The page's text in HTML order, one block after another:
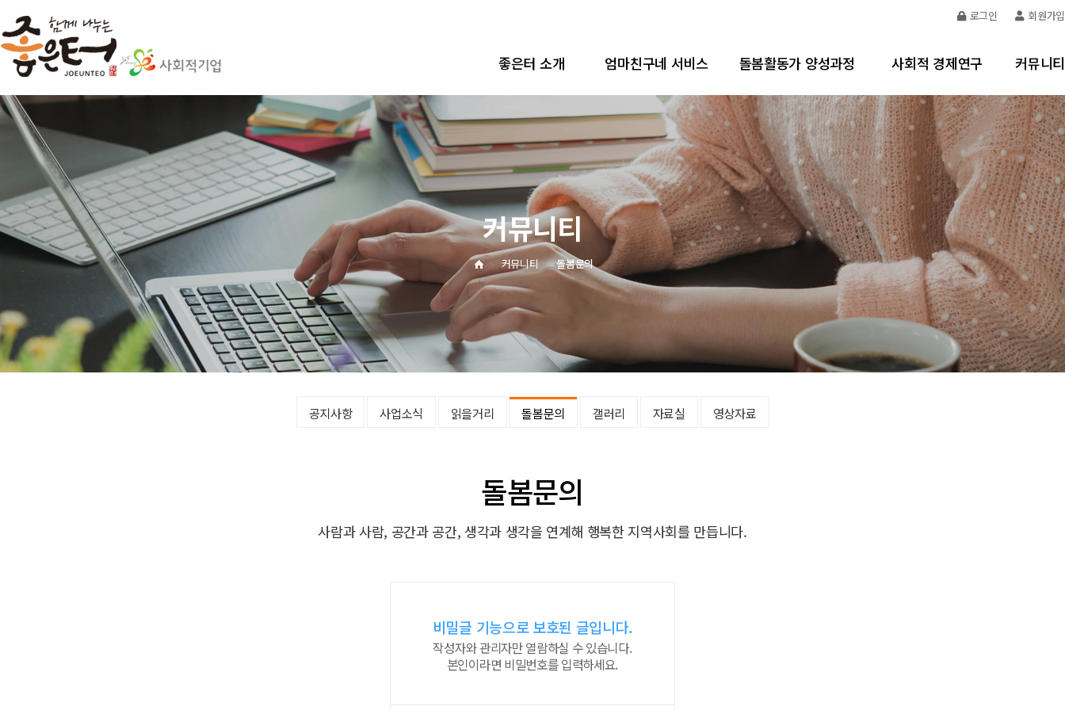
로그인 회원가입
좋은터 소개
인사말
미션&비전&핵심가치
연혁
소개영상
보도자료
인증서
오시는길
엄마친구네 서비스
서비스소개
서비스 이용 가이드
엄마친구네 서비스 특징
돌봄활동가 지역 현황
엄마친구네 돌봄활동가 소개
엄마친구네 상담예약
엄마친구네 예약확인
돌봄활동가 양성과정
돌봄활동가 양성
돌봄활동가 교육내용
사회서비스 제공사업
대표 활동가 스토리
좋은터 돌봄활동가 신청하기
사회적 경제연구
지역사회 커뮤니티 조사연구
사회적경제 사례소개
커뮤니티
공지사항
사업소식
읽을거리
돌봄문의
갤러리
자료실
영상자료
공지사항 사업소식 읽을거리 돌봄문의 갤러리 자료실 영상자료
커뮤니티 돌봄문의
커뮤니티
돌봄문의
사람과 사람, 공간과 공간, 생각과 생각을 연계해 행복한 지역사회를 만듭니다.
비밀글 기능으로 보호된 글입니다.
작성자와 관리자만 열람하실 수 있습니다.
본인이라면 비밀번호를 입력하세요.